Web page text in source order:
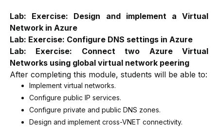
Lab: Exercise: Design and implement a Virtual
Network in Azure
Lab: Exercise: Configure DNS settings in Azure
Lab: Exercise: Connect two Azure Virtual
Networks using global virtual network peering
After completing this module, students will be able to:
Implement virtual networks.
Configure public IP services.
Configure private and public DNS zones.
Design and implement cross-VNET connectivity.